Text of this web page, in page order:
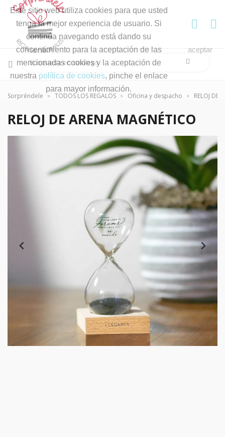
Este sitio web utiliza cookies para que usted
tenga la mejor experiencia de usuario. Si
continúa navegando está dando su
consentimiento para la aceptación de las
mencionadas cookies y la aceptación de
nuestra política de cookies, pinche el enlace
para mayor información.
aceptar
Sorpréndele TODOS LOS REGALOS Oficina y despacho RELOJ DE
RELOJ DE ARENA MAGNÉTICO